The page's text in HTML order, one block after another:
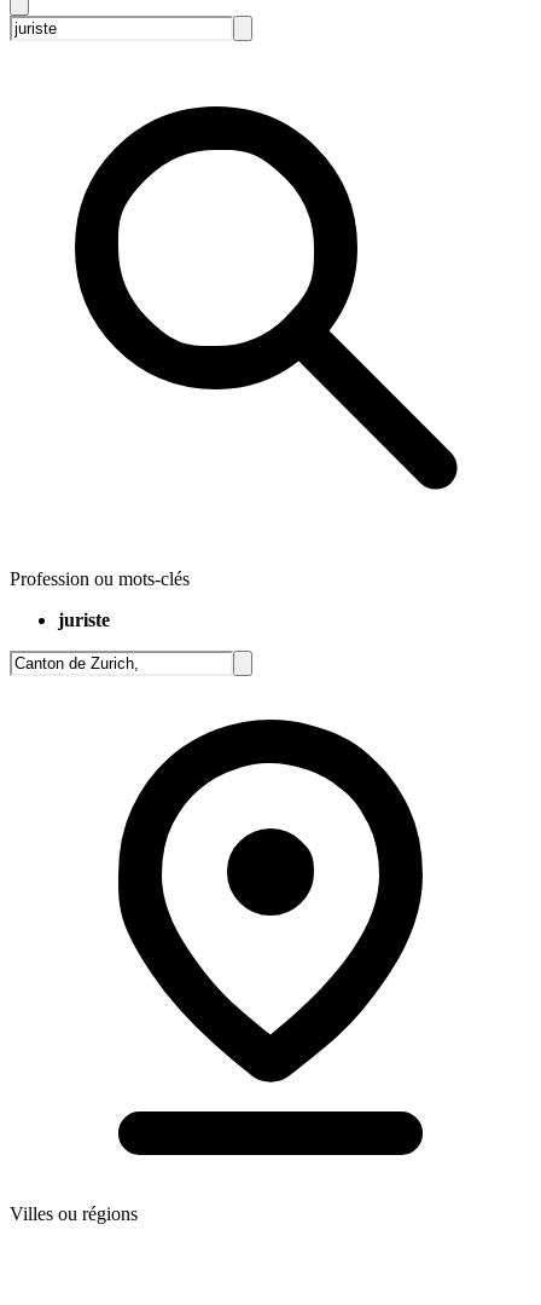
Profession ou mots-clés
juriste
Villes ou régions